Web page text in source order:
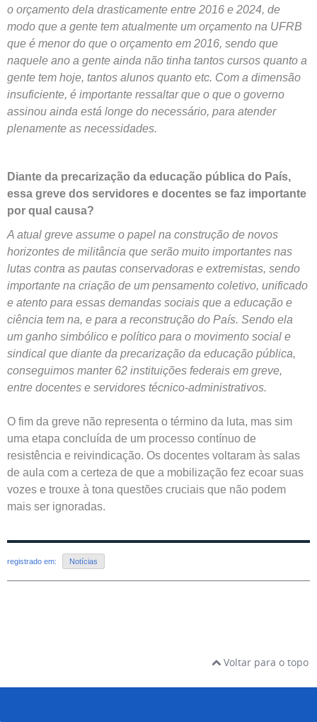
o orçamento dela drasticamente entre 2016 e 2024, de
modo que a gente tem atualmente um orçamento na UFRB
que é menor do que o orçamento em 2016, sendo que
naquele ano a gente ainda não tinha tantos cursos quanto a
gente tem hoje, tantos alunos quanto etc. Com a dimensão
insuficiente, é importante ressaltar que o que o governo
assinou ainda está longe do necessário, para atender
plenamente as necessidades.
Diante da precarização da educação pública do País,
essa greve dos servidores e docentes se faz importante
por qual causa?
A atual greve assume o papel na construção de novos
horizontes de militância que serão muito importantes nas
lutas contra as pautas conservadoras e extremistas, sendo
importante na criação de um pensamento coletivo, unificado
e atento para essas demandas sociais que a educação e
ciência tem na, e para a reconstrução do País. Sendo ela
um ganho simbólico e político para o movimento social e
sindical que diante da precarização da educação pública,
conseguimos manter 62 instituições federais em greve,
entre docentes e servidores técnico-administrativos.
O fim da greve não representa o término da luta, mas sim
uma etapa concluída de um processo contínuo de
resistência e reivindicação. Os docentes voltaram às salas
de aula com a certeza de que a mobilização fez ecoar suas
vozes e trouxe à tona questões cruciais que não podem
mais ser ignoradas.
registrado em: Notícias
Voltar para o topo